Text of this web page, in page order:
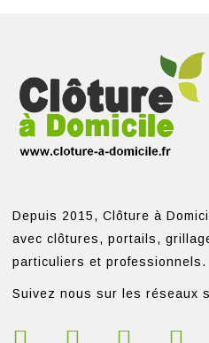
Depuis 2015, Clôture à
avec clôtures, portails,
particuliers et professionnels.
Suivez nous sur les réseaux